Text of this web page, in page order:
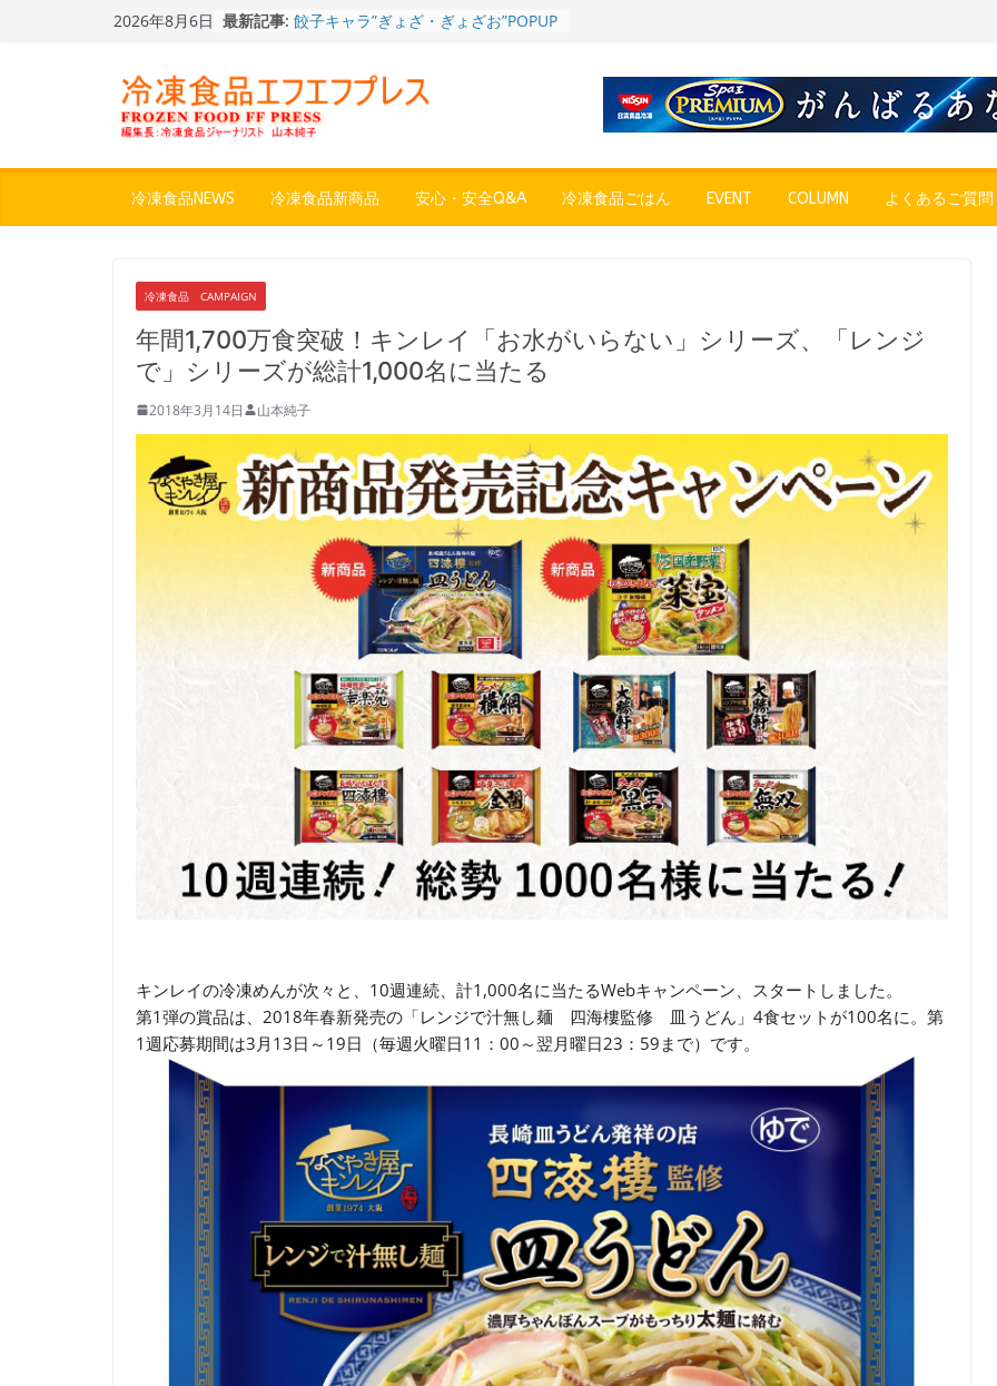
2026年8月6日 最新記事: 餃子キャラ”ぎょざ・ぎょざお”POPUP
「CHEESE WONDER」5周年～夏に限
定さわやかフレーバー「CHEESE
WONDER YELLOW」復刻発売中
どん兵衛 大盛 きつねうどん」
「同 肉うどん」
冷凍ワンプレート№1のニップン、9月
から新ブランド『ニップン、彩りごは
ん。』～”おいしさ”をアピール
冷凍食品NEWS 冷凍食品新商品 安心・安全Q&A 冷凍食品ごはん EVENT COLUMN よくあるご質問
冷凍食品 CAMPAIGN
年間1,700万食突破！キンレイ「お水がいらない」シリーズ、「レンジ
で」シリーズが総計1,000名に当たる
2018年3月14日 山本純子
キンレイの冷凍めんが次々と、10週連続、計1,000名に当たるWebキャンペーン、スタートしました。
第1弾の賞品は、2018年春新発売の「レンジで汁無し麺 四海樓監修 皿うどん」4食セットが100名に。第
1週応募期間は3月13日～19日（毎週火曜日11：00～翌月曜日23：59まで）です。